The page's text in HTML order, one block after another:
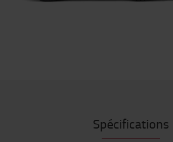
Spécifications